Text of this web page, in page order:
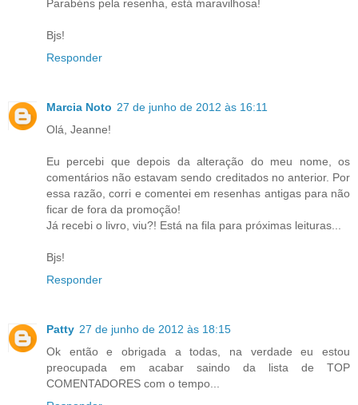
Parabéns pela resenha, está maravilhosa!
Bjs!
Responder
Marcia Noto 27 de junho de 2012 às 16:11
Olá, Jeanne!
Eu percebi que depois da alteração do meu nome, os
comentários não estavam sendo creditados no anterior. Por
essa razão, corri e comentei em resenhas antigas para não
ficar de fora da promoção!
Já recebi o livro, viu?! Está na fila para próximas leituras...
Bjs!
Responder
Patty 27 de junho de 2012 às 18:15
Ok então e obrigada a todas, na verdade eu estou
preocupada em acabar saindo da lista de TOP
COMENTADORES com o tempo...